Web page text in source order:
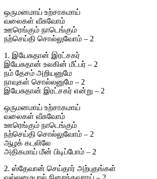
ஒருமனமாய் உற்சாகமாய்
வலைகள் வீசுவோம்
ஊரெங்கும் நாடெங்கும்
நற்செய்தி சொல்லுவோம் – 2
1. இயேசுதான் இரட்சகர்
இயேசுதான் உலகின் மீட்பர் – 2
நம் தேசம் அறியனுமே
நாவுகள் சொல்லனுமே – 2
இயேசுதான் இரட்சகர் என்று – 2
ஒருமனமாய் உற்சாகமாய்
வலைகள் வீசுவோம்
ஊரெங்கும் நாடெங்கும்
நற்செய்தி சொல்லுவோம் – 2
ஆழக் கடலிலே
அதிகமாய் மீன் பிடிப்போம் – 2
2. ஸ்தேவான் செய்தார் அற்புதங்கள்
வல்லமையால் நிறைந்தவராய் – 2